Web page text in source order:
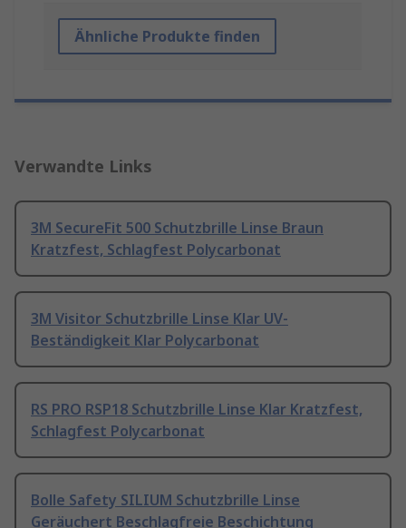
Ähnliche Produkte finden
Verwandte Links
3M SecureFit 500 Schutzbrille Linse Braun
Kratzfest, Schlagfest Polycarbonat
3M Visitor Schutzbrille Linse Klar UV-
Beständigkeit Klar Polycarbonat
RS PRO RSP18 Schutzbrille Linse Klar Kratzfest,
Schlagfest Polycarbonat
Bolle Safety SILIUM Schutzbrille Linse
Geräuchert Beschlagfreie Beschichtung